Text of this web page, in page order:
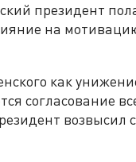
президент
на
как
согласование
возвысил